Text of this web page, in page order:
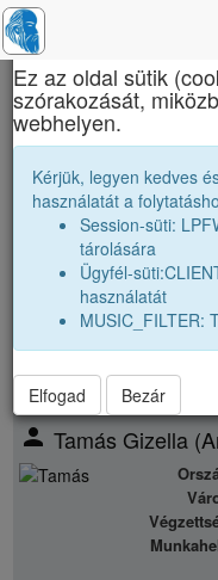
Névsor bővítése új
Véndiákok száma:34
nagyobbak |1984 12A
párhuzamos|1985 12B|
kissebbek |1986 12A
person Tamás Gizella
×
Ez az oldal sütik
szórakozását,
webhelyen.
Kérjük, legyen kedves
használatát a
Session-süti:
tárolására
Ügyfél-
használatát
MUSIC_FILTER:
Elfogad Bezár